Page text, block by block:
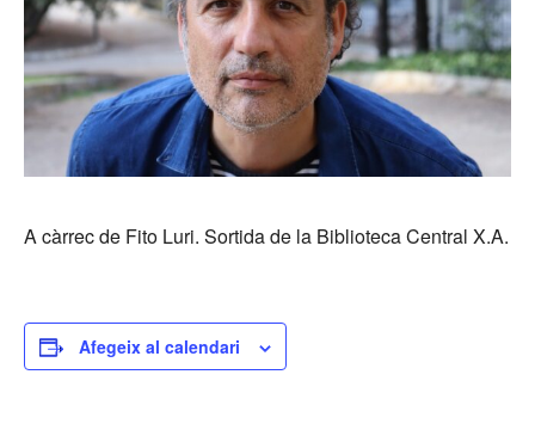
A càrrec de Fito Luri. Sortida de la Biblioteca Central X.A.
Afegeix al calendari